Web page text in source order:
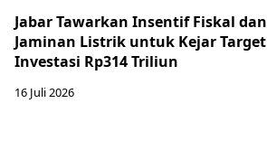
Jabar Tawarkan Insentif Fiskal dan
Jaminan Listrik untuk Kejar Target
Investasi Rp314 Triliun
16 Juli 2026